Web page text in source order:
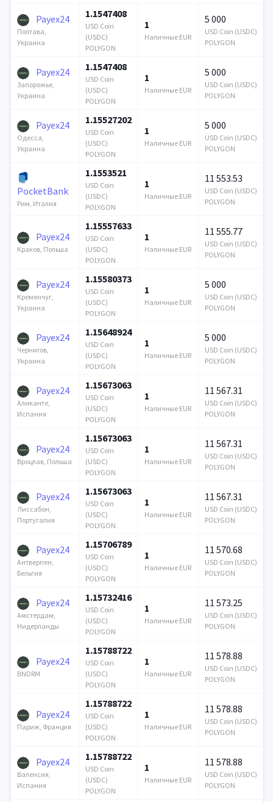
Payex24
Полтава,
Украина
1.1547408
USD Coin
(USDC)
POLYGON
1
Наличные EUR
5 000
USD Coin (USDC)
POLYGON
Payex24
Запорожье,
Украина
1.1547408
USD Coin
(USDC)
POLYGON
1
Наличные EUR
5 000
USD Coin (USDC)
POLYGON
Payex24
Одесса,
Украина
1.15527202
USD Coin
(USDC)
POLYGON
1
Наличные EUR
5 000
USD Coin (USDC)
POLYGON
PocketBank
Рим, Италия
1.1553521
USD Coin
(USDC)
POLYGON
1
Наличные EUR
11 553.53
USD Coin (USDC)
POLYGON
Payex24
Краков, Польша
1.15557633
USD Coin
(USDC)
POLYGON
1
Наличные EUR
11 555.77
USD Coin (USDC)
POLYGON
Payex24
Кременчуг,
Украина
1.15580373
USD Coin
(USDC)
POLYGON
1
Наличные EUR
5 000
USD Coin (USDC)
POLYGON
Payex24
Чернигов,
Украина
1.15648924
USD Coin
(USDC)
POLYGON
1
Наличные EUR
5 000
USD Coin (USDC)
POLYGON
Payex24
Аликанте,
Испания
1.15673063
USD Coin
(USDC)
POLYGON
1
Наличные EUR
11 567.31
USD Coin (USDC)
POLYGON
Payex24
Вроцлав, Польша
1.15673063
USD Coin
(USDC)
POLYGON
1
Наличные EUR
11 567.31
USD Coin (USDC)
POLYGON
Payex24
Лиссабон,
Португалия
1.15673063
USD Coin
(USDC)
POLYGON
1
Наличные EUR
11 567.31
USD Coin (USDC)
POLYGON
Payex24
Антверпен,
Бельгия
1.15706789
USD Coin
(USDC)
POLYGON
1
Наличные EUR
11 570.68
USD Coin (USDC)
POLYGON
Payex24
Амстердам,
Нидерланды
1.15732416
USD Coin
(USDC)
POLYGON
1
Наличные EUR
11 573.25
USD Coin (USDC)
POLYGON
Payex24
BNDRM
1.15788722
USD Coin
(USDC)
POLYGON
1
Наличные EUR
11 578.88
USD Coin (USDC)
POLYGON
Payex24
Париж, Франция
1.15788722
USD Coin
(USDC)
POLYGON
1
Наличные EUR
11 578.88
USD Coin (USDC)
POLYGON
Payex24
Валенсия,
Испания
1.15788722
USD Coin
(USDC)
POLYGON
1
Наличные EUR
11 578.88
USD Coin (USDC)
POLYGON